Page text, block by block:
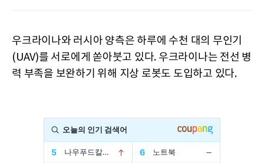
우크라이나와 러시아 양측은 하루에 수천 대의 무인기
(UAV)를 서로에게 쏟아붓고 있다. 우크라이나는 전선 병
력 부족을 보완하기 위해 지상 로봇도 도입하고 있다.